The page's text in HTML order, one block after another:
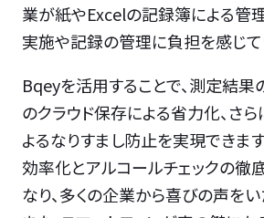
業が紙やExcelの記録簿による管
実施や記録の管理に負担を感じて
Bqeyを活用することで、測定結
のクラウド保存による省力化、さ
よるなりすまし防止を実現できます
効率化とアルコールチェックの徹
なり、多くの企業から喜びの声をい